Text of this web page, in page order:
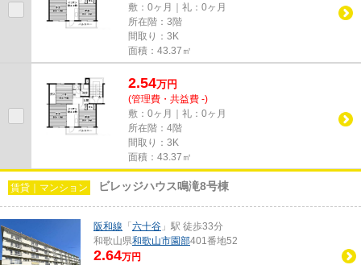
敷：0ヶ月｜礼：0ヶ月
所在階：3階
間取り：3K
面積：43.37㎡
2.54万円
(管理費・共益費 -)
敷：0ヶ月｜礼：0ヶ月
所在階：4階
間取り：3K
面積：43.37㎡
賃貸｜マンション ビレッジハウス鳴滝8号棟
阪和線 「 六十谷 」駅 徒歩33分
和歌山県和歌山市園部401番地52
2.64万円